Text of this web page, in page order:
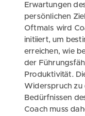
Erwartungen
persönlichen
Oftmals wird
initiiert, um
erreichen, wie
der
Produktivität.
Widerspruch zu
Bedürfnissen
Coach muss